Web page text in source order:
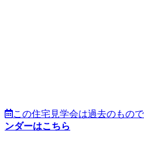
この住宅見学会は過去のもので
ンダーはこちら